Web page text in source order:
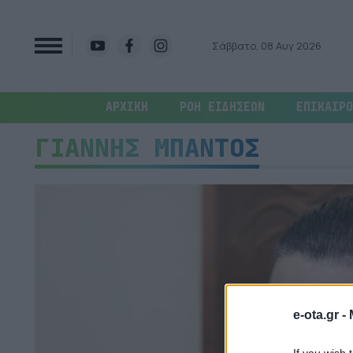
e-ota.gr -
Σάββατο, 08 Αυγ 2026
ΑΡΧΙΚΗ ΡΟΗ ΕΙΔΗΣΕΩΝ
ΓΙΑΝΝΗΣ ΜΠΑΝΤΟΣ